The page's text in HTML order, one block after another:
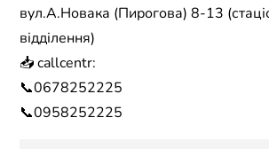
вул.А.Новака (Пирогова) 8-13
відділення)
📥 callcentr:
📞0678252225
📞0958252225